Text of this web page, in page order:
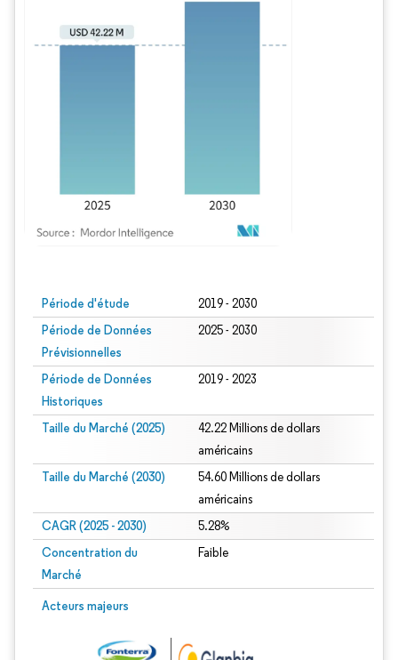
Période d'étude 2019 - 2030
Période de Données
Prévisionnelles
2025 - 2030
Période de Données
Historiques
2019 - 2023
Taille du Marché (2025)
42.22 Millions de dollars
américains
Taille du Marché (2030)
54.60 Millions de dollars
américains
CAGR (2025 - 2030) 5.28%
Concentration du
Marché
Faible
Acteurs majeurs